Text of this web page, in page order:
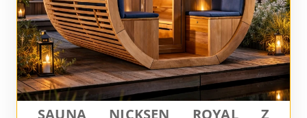
SAUNA NICKSEN ROYAL Z